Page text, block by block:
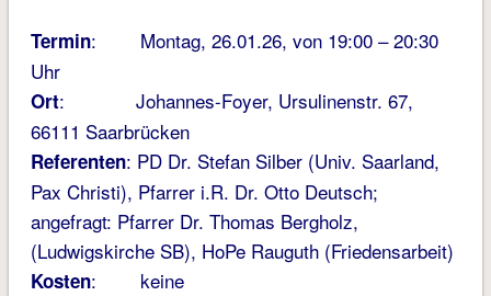
Termin: Montag, 26.01.26, von 19:00 – 20:30
Uhr
Ort: Johannes-Foyer, Ursulinenstr. 67,
66111 Saarbrücken
Referenten: PD Dr. Stefan Silber (Univ. Saarland,
Pax Christi), Pfarrer i.R. Dr. Otto Deutsch;
angefragt: Pfarrer Dr. Thomas Bergholz,
(Ludwigskirche SB), HoPe Rauguth (Friedensarbeit)
Kosten: keine